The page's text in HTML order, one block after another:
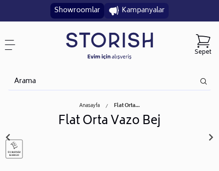
Showroomlar Kampanyalar
Sepet
Anasayfa Flat Orta...
Flat Orta Vazo Bej